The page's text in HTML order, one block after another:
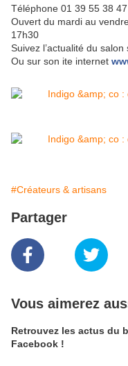
Téléphone 01 39 55 38 47
Ouvert du mardi au
17h30
Suivez l’actualité du salon
Ou sur son ite internet
#Créateurs & artisans
Partager
Vous aimerez
Retrouvez les actus du
Facebook !